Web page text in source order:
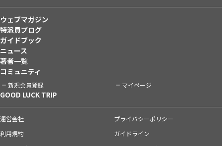
ウェブマガジン
特派員ブログ
ガイドブック
ニュース
著者一覧
コミュニティ
新規会員登録 マイページ
GOOD LUCK TRIP
運営会社
プライバシーポリシー
利用規約
ガイドライン